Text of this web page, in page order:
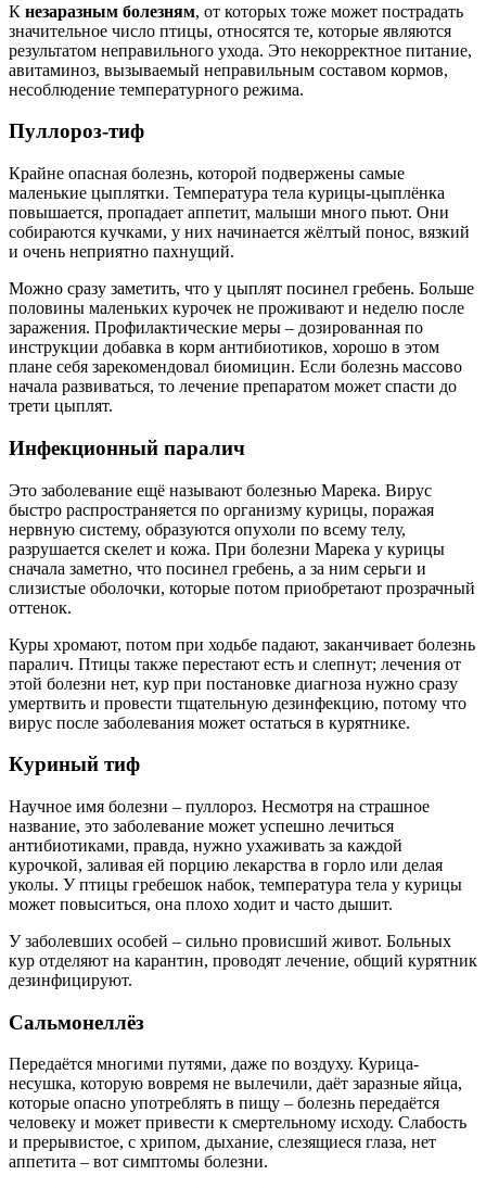
К незаразным болезням, от которых тоже может пострадать
значительное число птицы, относятся те, которые являются
результатом неправильного ухода. Это некорректное питание,
авитаминоз, вызываемый неправильным составом кормов,
несоблюдение температурного режима.
Пуллороз-тиф
Крайне опасная болезнь, которой подвержены самые
маленькие цыплятки. Температура тела курицы-цыплёнка
повышается, пропадает аппетит, малыши много пьют. Они
собираются кучками, у них начинается жёлтый понос, вязкий
и очень неприятно пахнущий.
Можно сразу заметить, что у цыплят посинел гребень. Больше
половины маленьких курочек не проживают и неделю после
заражения. Профилактические меры – дозированная по
инструкции добавка в корм антибиотиков, хорошо в этом
плане себя зарекомендовал биомицин. Если болезнь массово
начала развиваться, то лечение препаратом может спасти до
трети цыплят.
Инфекционный паралич
Это заболевание ещё называют болезнью Марека. Вирус
быстро распространяется по организму курицы, поражая
нервную систему, образуются опухоли по всему телу,
разрушается скелет и кожа. При болезни Марека у курицы
сначала заметно, что посинел гребень, а за ним серьги и
слизистые оболочки, которые потом приобретают прозрачный
оттенок.
Куры хромают, потом при ходьбе падают, заканчивает болезнь
паралич. Птицы также перестают есть и слепнут; лечения от
этой болезни нет, кур при постановке диагноза нужно сразу
умертвить и провести тщательную дезинфекцию, потому что
вирус после заболевания может остаться в курятнике.
Куриный тиф
Научное имя болезни – пуллороз. Несмотря на страшное
название, это заболевание может успешно лечиться
антибиотиками, правда, нужно ухаживать за каждой
курочкой, заливая ей порцию лекарства в горло или делая
уколы. У птицы гребешок набок, температура тела у курицы
может повыситься, она плохо ходит и часто дышит.
У заболевших особей – сильно провисший живот. Больных
кур отделяют на карантин, проводят лечение, общий курятник
дезинфицируют.
Сальмонеллёз
Передаётся многими путями, даже по воздуху. Курица-
несушка, которую вовремя не вылечили, даёт заразные яйца,
которые опасно употреблять в пищу – болезнь передаётся
человеку и может привести к смертельному исходу. Слабость
и прерывистое, с хрипом, дыхание, слезящиеся глаза, нет
аппетита – вот симптомы болезни.